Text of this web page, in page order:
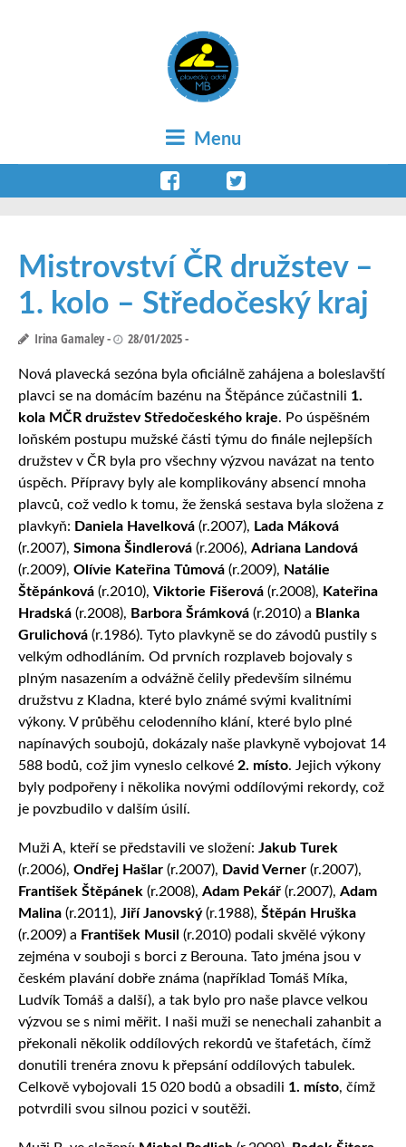
Menu
Mistrovství ČR družstev –
1. kolo – Středočeský kraj
Irina Gamaley 28/01/2025
Nová plavecká sezóna byla oficiálně zahájena a boleslavští
plavci se na domácím bazénu na Štěpánce zúčastnili 1.
kola MČR družstev Středočeského kraje. Po úspěšném
loňském postupu mužské části týmu do finále nejlepších
družstev v ČR byla pro všechny výzvou navázat na tento
úspěch. Přípravy byly ale komplikovány absencí mnoha
plavců, což vedlo k tomu, že ženská sestava byla složena z
plavkyň: Daniela Havelková (r.2007), Lada Máková
(r.2007), Simona Šindlerová (r.2006), Adriana Landová
(r.2009), Olívie Kateřina Tůmová (r.2009), Natálie
Štěpánková (r.2010), Viktorie Fišerová (r.2008), Kateřina
Hradská (r.2008), Barbora Šrámková (r.2010) a Blanka
Grulichová (r.1986). Tyto plavkyně se do závodů pustily s
velkým odhodláním. Od prvních rozplaveb bojovaly s
plným nasazením a odvážně čelily především silnému
družstvu z Kladna, které bylo známé svými kvalitními
výkony. V průběhu celodenního klání, které bylo plné
napínavých soubojů, dokázaly naše plavkyně vybojovat 14
588 bodů, což jim vyneslo celkové 2. místo. Jejich výkony
byly podpořeny i několika novými oddílovými rekordy, což
je povzbudilo v dalším úsilí.
Muži A, kteří se představili ve složení: Jakub Turek
(r.2006), Ondřej Hašlar (r.2007), David Verner (r.2007),
František Štěpánek (r.2008), Adam Pekář (r.2007), Adam
Malina (r.2011), Jiří Janovský(r.1988), Štěpán Hruška
(r.2009) a František Musil (r.2010) podali skvělé výkony
zejména v souboji s borci z Berouna. Tato jména jsou v
českém plavání dobře známa (například Tomáš Míka,
Ludvík Tomáš a další), a tak bylo pro naše plavce velkou
výzvou se s nimi měřit. I naši muži se nenechali zahanbit a
překonali několik oddílových rekordů ve štafetách, čímž
donutili trenéra znovu k přepsání oddílových tabulek.
Celkově vybojovali 15 020 bodů a obsadili 1. místo, čímž
potvrdili svou silnou pozici v soutěži.